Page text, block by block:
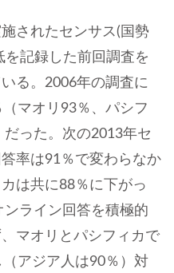
されたセンサス(国勢
記録した前回調査を
る。2006年の調査に
マオリ93％、パシフ
った。次の2013年セ
率は91％で変わらなか
は共に88％に下がっ
ライン回答を積極的
マオリとパシフィカで
アジア人は90％）対